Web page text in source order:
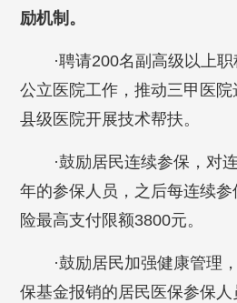
励机制。
·聘请200名副高级以上
公立医院工作，推动三甲医院
县级医院开展技术帮扶。
·鼓励居民连续参保，对
年的参保人员，之后每连续
险最高支付限额3800元。
·鼓励居民加强健康管理
保基金报销的居民医保参保